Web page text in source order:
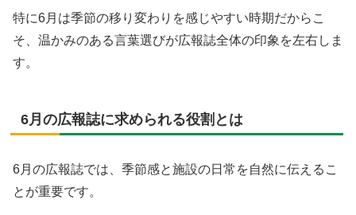
特に6月は季節の移り変わりを感じやすい時期だからこ
そ、温かみのある言葉選びが広報誌全体の印象を左右しま
す。
6月の広報誌に求められる役割とは
6月の広報誌では、季節感と施設の日常を自然に伝えるこ
とが重要です。